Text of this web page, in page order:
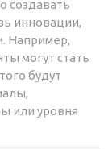
создавать
инновации,
Например,
могут стать
будут
или уровня